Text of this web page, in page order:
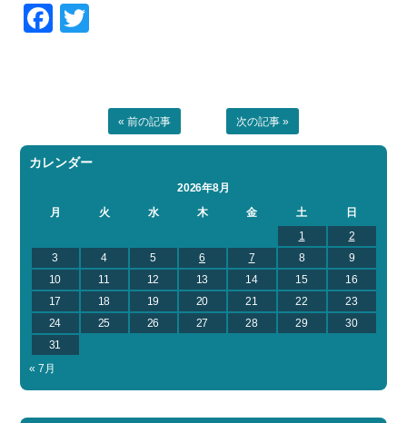
Facebook
« 前の記事 次の記事 »
カレンダー
2026年8月
月
火 水 木 金 土
日
1
2
3
4 5 6 7 8
9
10
11 12 13 14 15
16
17
18 19 20 21 22
23
24
25 26 27 28 29
30
31
« 7月